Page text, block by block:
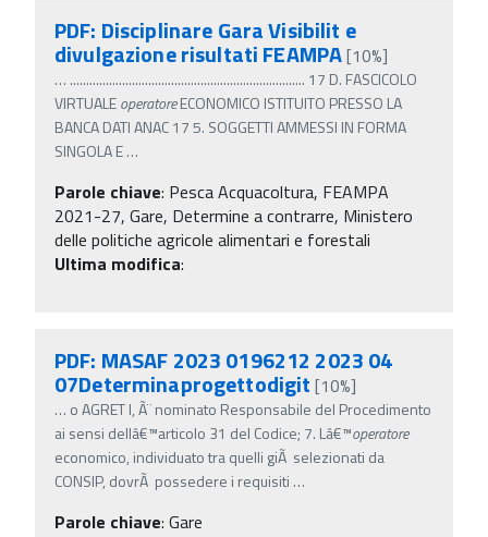
PDF: Disciplinare Gara Visibilit e
divulgazione risultati FEAMPA[10%]
… ........................................................................ 17 D. FASCICOLO
VIRTUALEoperatoreECONOMICO ISTITUITO PRESSO LA
BANCA DATI ANAC 17 5. SOGGETTI AMMESSI IN FORMA
SINGOLA E…
Parole chiave: Pesca Acquacoltura, FEAMPA
2021-27, Gare, Determine a contrarre, Ministero
delle politiche agricole alimentari e forestali
Ultima modifica:
PDF: MASAF 2023 0196212 2023 04
07Determinaprogettodigit [10%]
… o AGRET I, Ã¨ nominato Responsabile del Procedimento
ai sensi dellâ€™articolo 31 del Codice; 7. Lâ€™operatore
economico, individuato tra quelli giÃ selezionati da
CONSIP, dovrÃ possedere i requisiti …
Parole chiave: Gare